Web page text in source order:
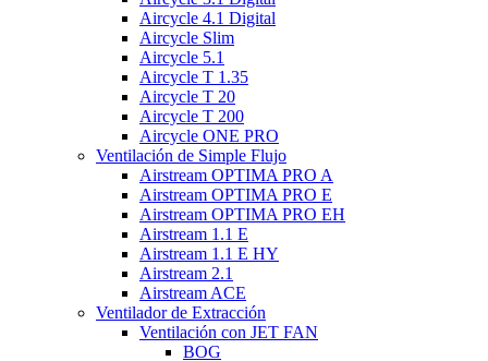
Aircycle 4.1 Digital
Aircycle Slim
Aircycle 5.1
Aircycle T 1.35
Aircycle T 20
Aircycle T 200
Aircycle ONE PRO
Ventilación de Simple Flujo
Airstream OPTIMA PRO A
Airstream OPTIMA PRO E
Airstream OPTIMA PRO EH
Airstream 1.1 E
Airstream 1.1 E HY
Airstream 2.1
Airstream ACE
Ventilador de Extracción
Ventilación con JET FAN
BOG